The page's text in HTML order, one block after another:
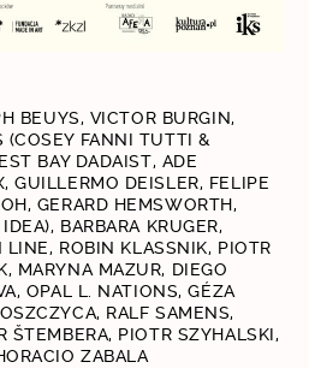
BEUYS, VICTOR BURGIN,
(COSEY FANNI TUTTI &
BAY DADAIST, ADE
GUILLERMO DEISLER, FELIPE
GERARD HEMSWORTH,
BARBARA KRUGER,
LINE, ROBIN KLASSNIK, PIOTR
MARYNA MAZUR, DIEGO
OPAL L. NATIONS, GÉZA
RALF SAMENS,
ŠTEMBERA, PIOTR SZYHALSKI,
ZABALA